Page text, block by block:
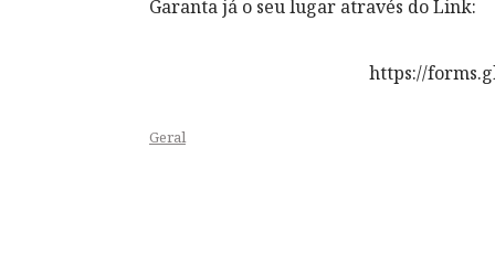
Garanta já o seu lugar através do Link:
https://
Geral